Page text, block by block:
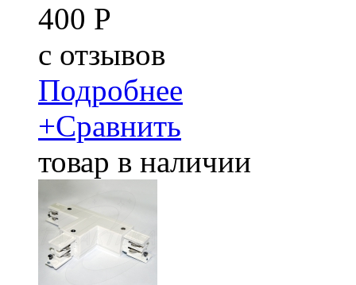
400 Р
c отзывов
Подробнее
+Сравнить
товар в наличии